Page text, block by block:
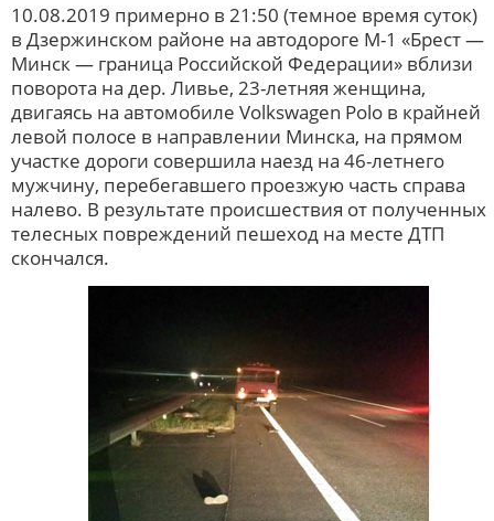
10.08.2019 примерно в 21:50 (темное время суток)
в Дзержинском районе на автодороге М-1 «Брест —
Минск — граница Российской Федерации» вблизи
поворота на дер. Ливье, 23-летняя женщина,
двигаясь на автомобиле Volkswagen Polo в крайней
левой полосе в направлении Минска, на прямом
участке дороги совершила наезд на 46-летнего
мужчину, перебегавшего проезжую часть справа
налево. В результате происшествия от полученных
телесных повреждений пешеход на месте ДТП
скончался.